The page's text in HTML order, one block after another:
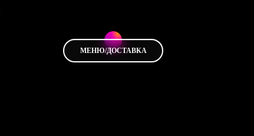
МЕНЮ/ДОСТАВКА